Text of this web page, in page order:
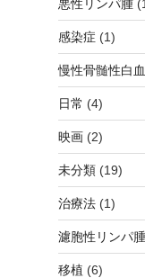
悪性リンパ腫
感染症 (1)
慢性骨髄性白
日常 (4)
映画(2)
未分類(19)
治療法(1)
濾胞性リンパ腫
移植 (6)